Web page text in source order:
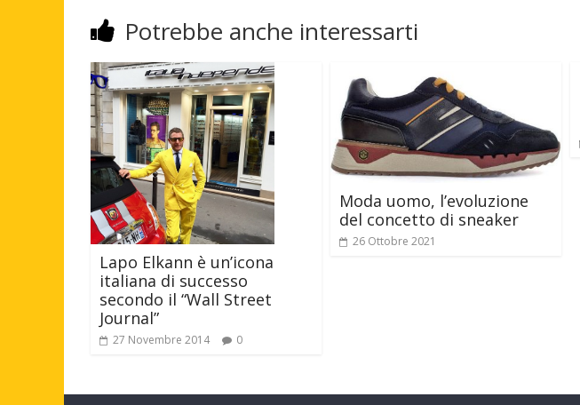
Potrebbe anche interessarti
Lapo Elkann è un’icona
italiana di successo
secondo il “Wall Street
Journal”
27 Novembre 2014 0
Moda uomo, l’evoluzione
del concetto di sneaker
26 Ottobre 2021